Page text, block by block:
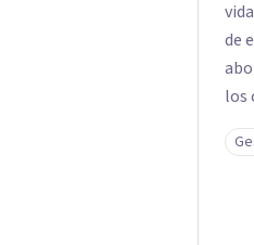
vida. La Dra. Sandra Milena Jiménez Duque es psicóloga clínica con
de
los